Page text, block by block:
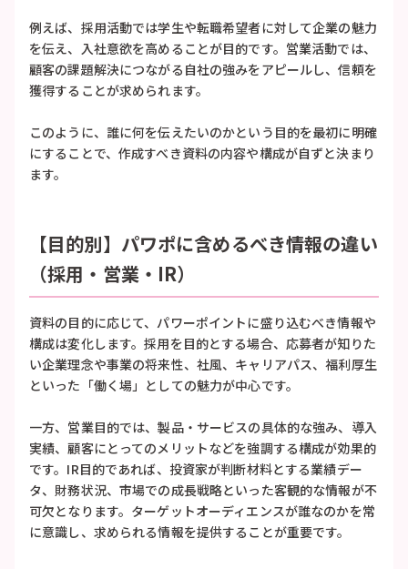
例えば、採用活動では学生や転職希望者に対して企業の魅力
を伝え、入社意欲を高めることが目的です。営業活動では、
顧客の課題解決につながる自社の強みをアピールし、信頼を
獲得することが求められます。
このように、誰に何を伝えたいのかという目的を最初に明確
にすることで、作成すべき資料の内容や構成が自ずと決まり
ます。
【目的別】パワポに含めるべき情報の違い
（採用・営業・IR）
資料の目的に応じて、パワーポイントに盛り込むべき情報や
構成は変化します。採用を目的とする場合、応募者が知りた
い企業理念や事業の将来性、社風、キャリアパス、福利厚生
といった「働く場」としての魅力が中心です。
一方、営業目的では、製品・サービスの具体的な強み、導入
実績、顧客にとってのメリットなどを強調する構成が効果的
です。IR目的であれば、投資家が判断材料とする業績デー
タ、財務状況、市場での成長戦略といった客観的な情報が不
可欠となります。ターゲットオーディエンスが誰なのかを常
に意識し、求められる情報を提供することが重要です。